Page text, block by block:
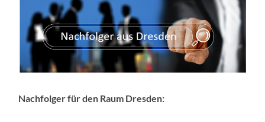
Nachfolger für den Raum Dresden: